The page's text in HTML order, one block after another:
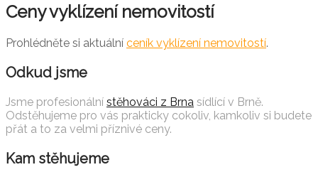
Ceny vyklízení nemovitostí
Prohlédněte si aktuální ceník vyklízení nemovitostí.
Odkud jsme
Jsme profesionální stěhováci z Brna sídlící v Brně.
Odstěhujeme pro vás prakticky cokoliv, kamkoliv si budete
přát a to za velmi příznivé ceny.
Kam stěhujeme